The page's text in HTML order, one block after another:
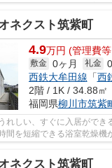
の物件は、乾燥機で浴室を
ネクスト筑紫町
4.9万円 (管理費
敷金 0ヶ月 礼金
西鉄大牟田線 「西
2階 / 1K / 34.88㎡
福岡県柳川市筑紫
れしい、すぐに入居ができ
間を短縮できる浴室乾燥機
みがちな人にもおすすめで
ネクスト筑紫町